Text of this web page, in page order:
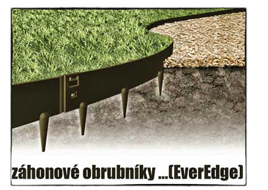
Socha Medvídě v Tierpark Chemnitz
Sochy Ležící žena v Tierpark Chemnitz
Sochy Ptáci v Tierpark Chemnitz
Socha Skupina jeřábů v Tierpark Chemnitz
Socha Panter v ZOO Leipzig
Socha Dívka s mušlí v ZOO Leipzig
Socha Tygr v ZOO Leipzig
Socha Atlet v ZOO Leipzig
Socha Marabu v ZOO Leipzig
Busta Karla Maxe Schneidera v ZOO
Leipzig